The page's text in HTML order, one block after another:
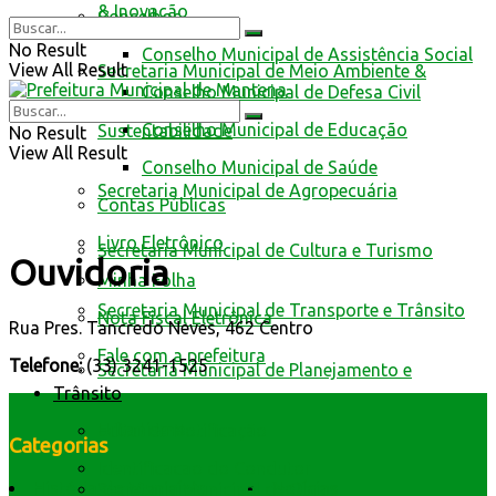
Conselhos
Conselho Municipal de Assistência Social
Conselho Municipal de Defesa Civil
Conselho Municipal de Educação
Conselho Municipal de Saúde
Contas Públicas
Livro Eletrônico
Minha Folha
Nota Fiscal Eletrônica
Fale com a prefeitura
Trânsito
& Inovação
Secretaria Municipal de Meio Ambiente &
Sustentabilidade
Secretaria Municipal de Agropecuária
Secretaria Municipal de Cultura e Turismo
Secretaria Municipal de Transporte e Trânsito
Secretaria Municipal de Planejamento e
Secretaria Municipal de Obras
No Result
View All Result
No Result
View All Result
Ouvidoria
Rua Pres. Tancredo Neves, 462 Centro
Telefone:(33) 3241-1525
Categorias
História do Município